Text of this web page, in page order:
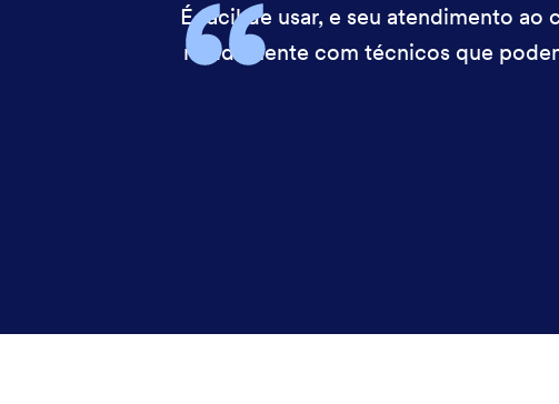
É fácil de usar, e seu atendimento
rapidamente com técnicos que